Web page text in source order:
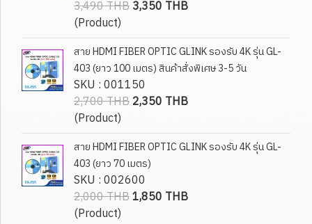
3,490 THB3,350 THB
(Product)
สาย HDMI FIBER OPTIC GLINK รองรับ 4K รุ่น GL-
403 (ยาว 100 เมตร) สินค้าสั่งพิเศษ 3-5 วัน
SKU : 001150
2,700 THB2,350 THB
(Product)
สาย HDMI FIBER OPTIC GLINK รองรับ 4K รุ่น GL-
403 (ยาว 70 เมตร)
SKU : 002600
2,000 THB1,850 THB
(Product)